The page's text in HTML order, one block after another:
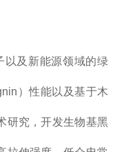
以及新能源领域的绿
）性能以及基于木
研究，开发生物基黑